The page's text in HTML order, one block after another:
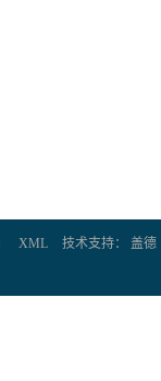
XML 技术支持：
盖德